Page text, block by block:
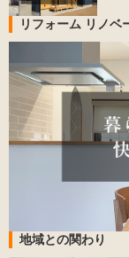
リフォーム リノベ
地域との関わり